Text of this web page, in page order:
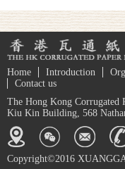
Home Introduction
Contact us
The Hong Kong Corrugated
Kiu Kin Building, 568
Copyright©2016